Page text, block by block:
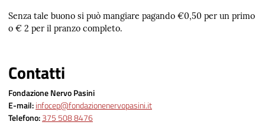
Senza tale buono si può mangiare pagando €0,50 per un primo
o € 2 per il pranzo completo.
Contatti
Fondazione Nervo Pasini
E-mail:infocep@fondazionenervopasini.it
Telefono:375 508 8476